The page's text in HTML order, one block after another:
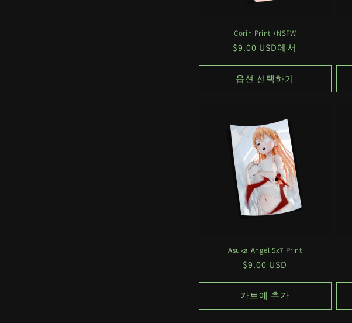
Corin Print +NSFW
정
$9.00 USD에서
옵션 선택하기
Asuka Angel 5x7 Print
정
$9.00 USD
카트에 추가